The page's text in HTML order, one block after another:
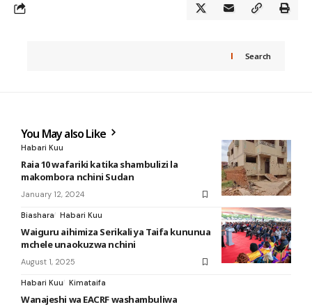
Search
You May also Like
Habari Kuu
Raia 10 wafariki katika shambulizi la
makombora nchini Sudan
January 12, 2024
Biashara Habari Kuu
Waiguru aihimiza Serikali ya Taifa kununua
mchele unaokuzwa nchini
August 1, 2025
Habari Kuu Kimataifa
Wanajeshi wa EACRF washambuliwa